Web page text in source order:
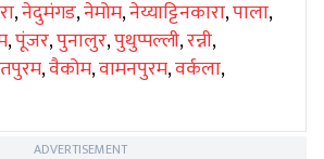
,नेदुमंगड,नेमोम,नेय्याट्टिनकारा,पाला,
,पूंजर,पुनालुर,पुथुप्पल्ली,रन्नी,
,वैकोम,वामनपुरम,वर्कला,
ADVERTISEMENT